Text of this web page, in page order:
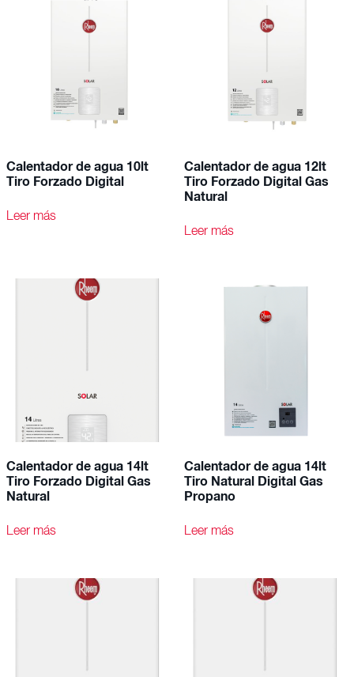
Calentador de agua 10lt
Tiro Forzado Digital
Leer más
Calentador de agua 12lt
Tiro Forzado Digital Gas
Natural
Leer más
Calentador de agua 14lt
Tiro Forzado Digital Gas
Natural
Leer más
Calentador de agua 14lt
Tiro Natural Digital Gas
Propano
Leer más